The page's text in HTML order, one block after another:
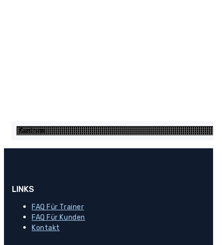
LINKS
FAQ Für Trainer
FAQ Für Kunden
Kontakt